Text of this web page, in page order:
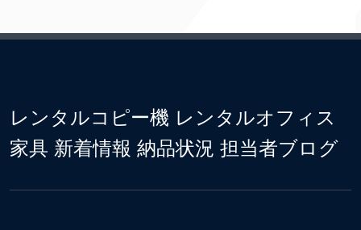
レンタルコピー機 レンタルオフィス
家具 新着情報 納品状況 担当者ブログ